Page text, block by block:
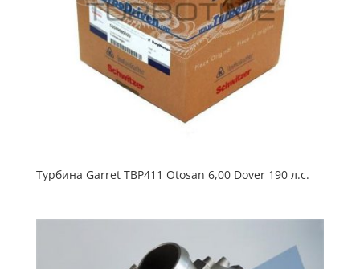
Турбина Garret TBP411 Otosan 6,00 Dover 190 л.с.